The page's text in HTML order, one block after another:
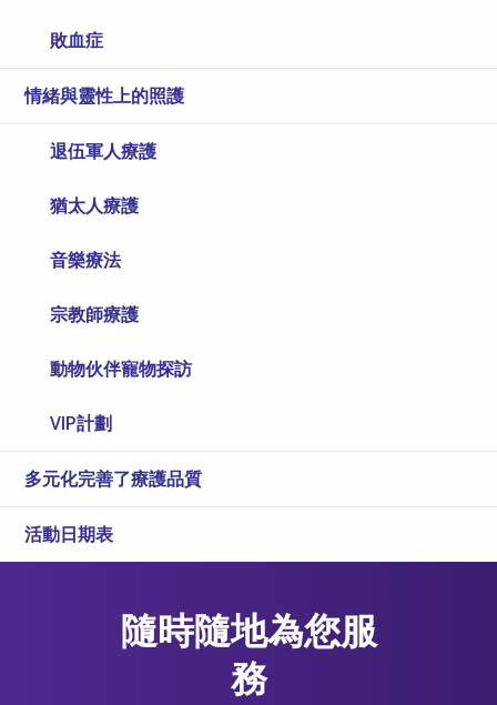
敗血症
情緒與靈性上的照護
退伍軍人療護
猶太人療護
音樂療法
宗教師療護
動物伙伴寵物探訪
VIP計劃
多元化完善了療護品質
活動日期表
隨時隨地為您服
務